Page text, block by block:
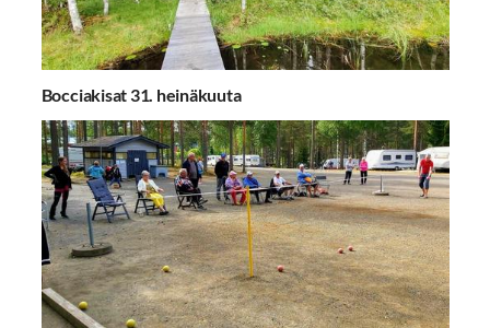
Bocciakisat 31. heinäkuuta